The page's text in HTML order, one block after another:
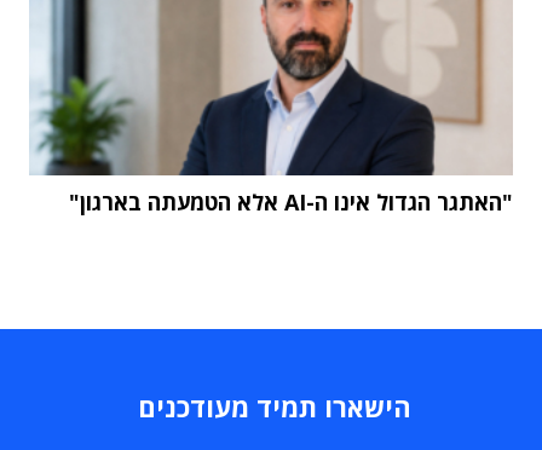
"האתגר הגדול אינו ה-AI אלא הטמעתה בארגון"
הישארו תמיד מעודכנים